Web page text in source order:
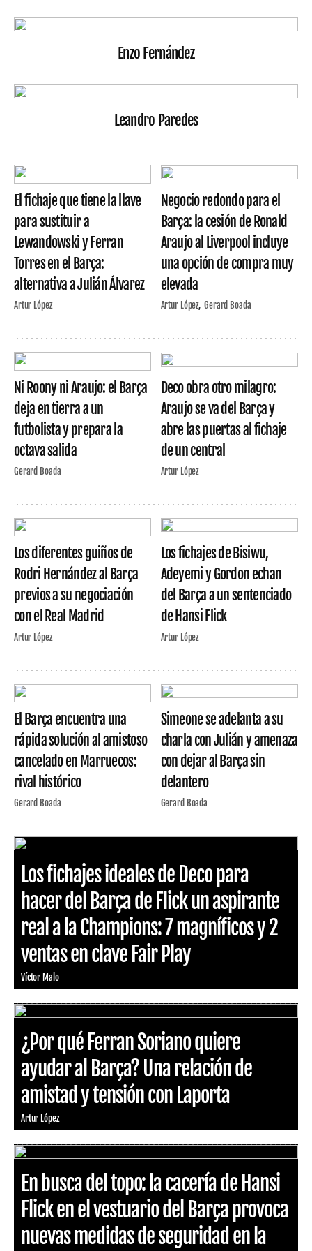
Enzo Fernández
Leandro Paredes
El fichaje que tiene la llave
para sustituir a
Lewandowski y Ferran
Torres en el Barça:
alternativa a Julián Álvarez
Artur López
Negocio redondo para el
Barça: la cesión de Ronald
Araujo al Liverpool incluye
una opción de compra muy
elevada
Artur López Gerard Boada
Ni Roony ni Araujo: el Barça
deja en tierra a un
futbolista y prepara la
octava salida
Gerard Boada
Deco obra otro milagro:
Araujo se va del Barça y
abre las puertas al fichaje
de un central
Artur López
Los diferentes guiños de
Rodri Hernández al Barça
previos a su negociación
con el Real Madrid
Artur López
Los fichajes de Bisiwu,
Adeyemi y Gordon echan
del Barça a un sentenciado
de Hansi Flick
Artur López
El Barça encuentra una
rápida solución al amistoso
cancelado en Marruecos:
rival histórico
Gerard Boada
Simeone se adelanta a su
charla con Julián y amenaza
con dejar al Barça sin
delantero
Gerard Boada
Los fichajes ideales de Deco para
hacer del Barça de Flick un aspirante
real a la Champions: 7 magníficos y 2
ventas en clave Fair Play
Víctor Malo
¿Por qué Ferran Soriano quiere
ayudar al Barça? Una relación de
amistad y tensión con Laporta
Artur López
En busca del topo: la cacería de Hansi
Flick en el vestuario del Barça provoca
nuevas medidas de seguridad en la